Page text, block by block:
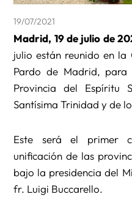
19/07/2021
Madrid, 19 de julio de
julio están reunido en la
Pardo de Madrid,
Provincia del
Santísima Trinidad y de
Este será el primer
unificación de las
bajo la presidencia del
fr. Luigi Buccarello.